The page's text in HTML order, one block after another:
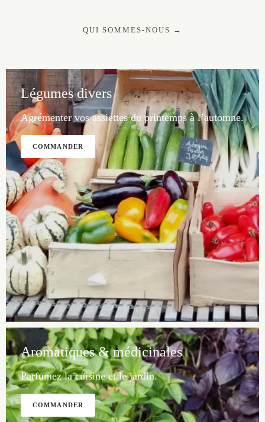
QUI SOMMES-NOUS →
Légumes divers
Agrémenter vos assiettes du printemps à l’automne.
COMMANDER
Aromatiques & médicinales
Parfumez la cuisine et le jardin.
COMMANDER